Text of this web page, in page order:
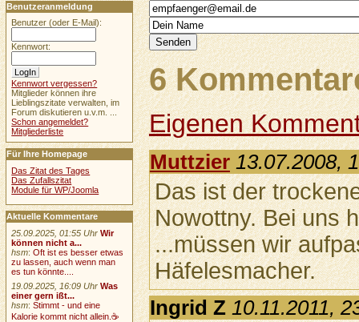
6
Eigenen
Muttzier 13.07.2008,
Das ist der
Nowottny. Bei uns
...müssen wir
Häfelesmacher.
Ingrid Z 10.11.2011,
Benutzeranmeldung
Benutzer (oder E-Mail):
Kennwort:
Kennwort vergessen?
Mitglieder können ihre
Lieblingszitate verwalten, im
Forum diskutieren u.v.m. ...
Schon angemeldet?
Mitgliederliste
Für Ihre Homepage
Das Zitat des Tages
Das Zufallszitat
Module für WP/Joomla
Aktuelle Kommentare
25.09.2025, 01:55 Uhr Wir
können nicht a...
hsm:Oft ist es besser etwas
zu lassen, auch wenn man
es tun könnte....
19.09.2025, 16:09 Uhr Was
einer gern ißt...
hsm:Stimmt - und eine
Kalorie kommt nicht allein.☕